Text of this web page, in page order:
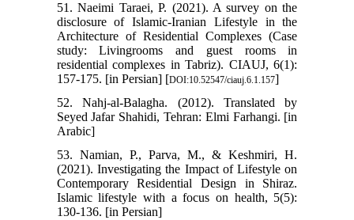
51. Naeimi Taraei, P. (2021). A survey on the
disclosure of Islamic-Iranian Lifestyle in the
Architecture of Residential Complexes (Case
study: Livingrooms and guest rooms in
residential complexes in Tabriz). CIAUJ, 6(1):
157-175. [in Persian] [DOI:10.52547/ciauj.6.1.157]
52. Nahj-al-Balagha. (2012). Translated by
Seyed Jafar Shahidi, Tehran: Elmi Farhangi. [in
Arabic]
53. Namian, P., Parva, M., & Keshmiri, H.
(2021). Investigating the Impact of Lifestyle on
Contemporary Residential Design in Shiraz.
Islamic lifestyle with a focus on health, 5(5):
130-136. [in Persian]